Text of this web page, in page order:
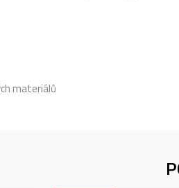
materiálů